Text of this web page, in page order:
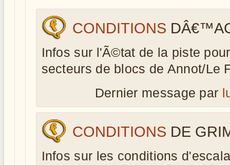
CONDITIONS
Infos sur l'Ã©tat de la piste
secteurs de blocs de Annot/Le
Dernier message par
CONDITIONS DE
Infos sur les conditions